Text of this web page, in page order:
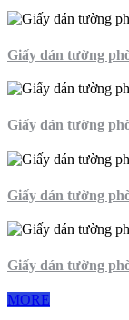
Giấy dán tường
Giấy dán tường
Giấy dán tường
Giấy dán tường
MORE